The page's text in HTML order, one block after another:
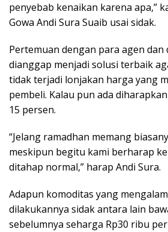
penyebab kenaikan karena apa,”
Gowa Andi Sura Suaib usai sidak.
Pertemuan dengan para agen
dianggap menjadi solusi terbaik
tidak terjadi lonjakan harga yang
pembeli. Kalau pun ada
15 persen.
“Jelang ramadhan memang
meskipun begitu kami berharap
ditahap normal,” harap Andi Sura.
Adapun komoditas yang
dilakukannya sidak antara lain
sebelumnya seharga Rp30 ribu